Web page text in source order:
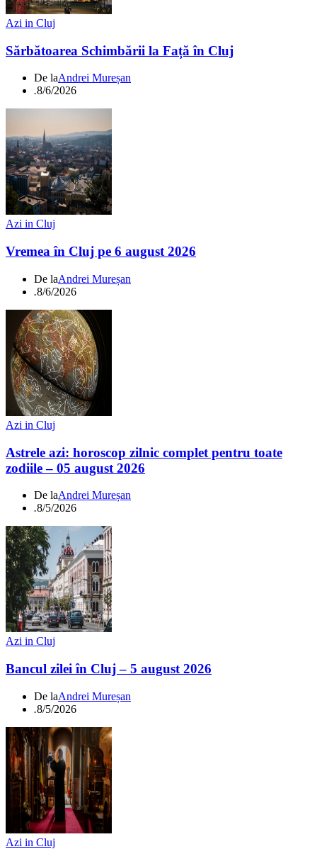
Azi in Cluj
Sărbătoarea Schimbării la Față în Cluj
De laAndrei Mureșan
.8/6/2026
Azi in Cluj
Vremea în Cluj pe 6 august 2026
De laAndrei Mureșan
.8/6/2026
Azi in Cluj
Astrele azi: horoscop zilnic complet pentru toate
zodiile – 05 august 2026
De laAndrei Mureșan
.8/5/2026
Azi in Cluj
Bancul zilei în Cluj – 5 august 2026
De laAndrei Mureșan
.8/5/2026
Azi in Cluj